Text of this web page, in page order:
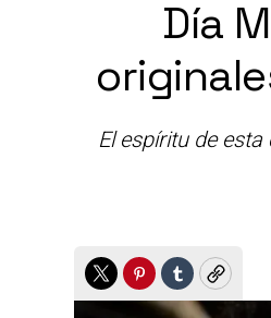
Día
El espíritu de
TwitterPinterest
TumblrCopy